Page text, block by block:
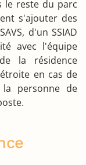
le reste du parc
s'ajouter des
d'un SSIAD
avec l'équipe
la résidence
en cas de
personne de